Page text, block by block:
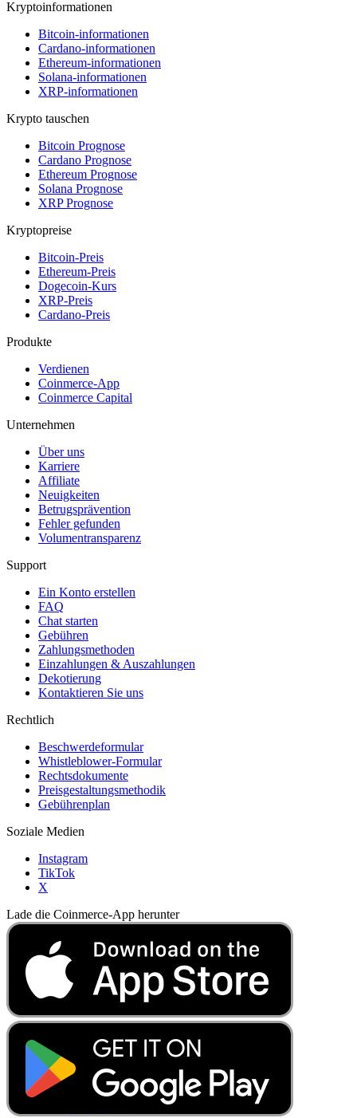
Kryptoinformationen
Bitcoin-informationen
Cardano-informationen
Ethereum-informationen
Solana-informationen
XRP-informationen
Krypto tauschen
Bitcoin Prognose
Cardano Prognose
Ethereum Prognose
Solana Prognose
XRP Prognose
Kryptopreise
Bitcoin-Preis
Ethereum-Preis
Dogecoin-Kurs
XRP-Preis
Cardano-Preis
Produkte
Verdienen
Coinmerce-App
Coinmerce Capital
Unternehmen
Über uns
Karriere
Affiliate
Neuigkeiten
Betrugsprävention
Fehler gefunden
Volumentransparenz
Support
Ein Konto erstellen
FAQ
Chat starten
Gebühren
Zahlungsmethoden
Einzahlungen & Auszahlungen
Dekotierung
Kontaktieren Sie uns
Rechtlich
Beschwerdeformular
Whistleblower-Formular
Rechtsdokumente
Preisgestaltungsmethodik
Gebührenplan
Soziale Medien
Instagram
TikTok
X
Lade die Coinmerce-App herunter